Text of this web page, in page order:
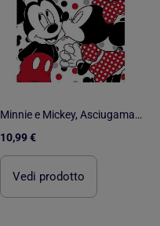
Minnie e Mickey, Asciugamano da Bagno per Bambini Stampato 100% Cotone, LOVE
10,99 €
Vedi prodotto